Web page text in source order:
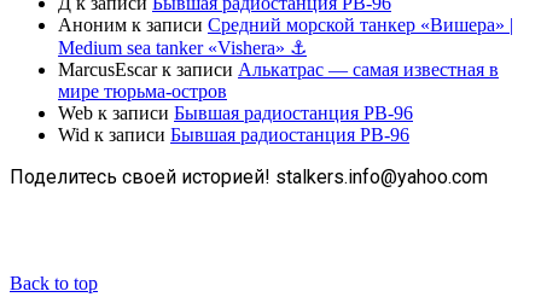
Аноним к записи Средний морской танкер «Вишера» |
Medium sea tanker «Vishera» ⚓
MarcusEscarк записи Алькатрас — самая известная в
мире тюрьма-остров
Web к записи Бывшая радиостанция РВ-96
Wid к записи Бывшая радиостанция РВ-96
Поделитесь своей историей! stalkers.info@yahoo.com
Back to top